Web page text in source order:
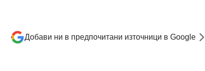
Добави ни в предпочитани източници в Google